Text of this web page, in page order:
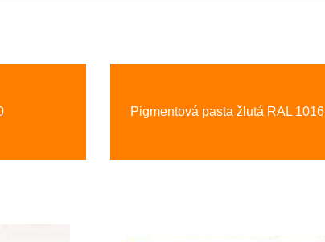
Pigmentová pasta žlutá RAL 1016